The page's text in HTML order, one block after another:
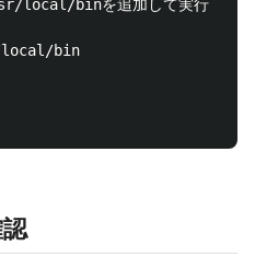
local/binを追加して実行
local/bin